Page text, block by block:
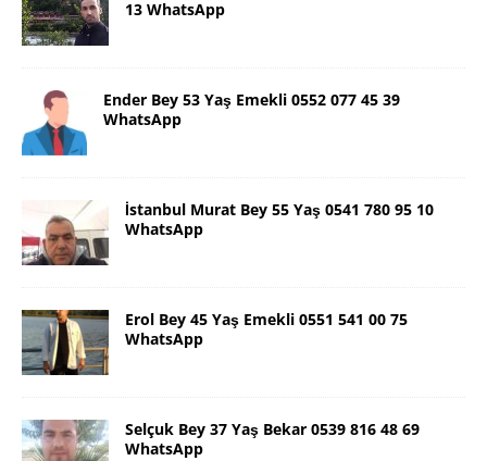
13 WhatsApp
Ender Bey 53 Yaş Emekli 0552 077 45 39
WhatsApp
İstanbul Murat Bey 55 Yaş 0541 780 95 10
WhatsApp
Erol Bey 45 Yaş Emekli 0551 541 00 75
WhatsApp
Selçuk Bey 37 Yaş Bekar 0539 816 48 69
WhatsApp